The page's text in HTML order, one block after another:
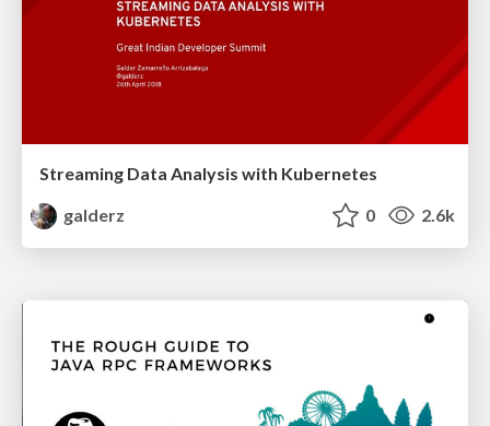
Streaming Data Analysis with Kubernetes
galderz
0 2.6k